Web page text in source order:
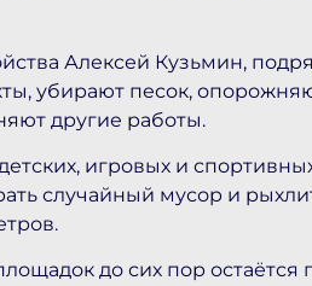
Алексей Кузьмин,
убирают песок,
другие работы.
игровых и
случайный мусор и
до сих пор остаётся